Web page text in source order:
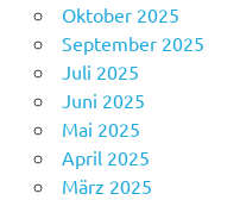
Oktober 2025
September 2025
Juli 2025
Juni 2025
Mai 2025
April 2025
März 2025